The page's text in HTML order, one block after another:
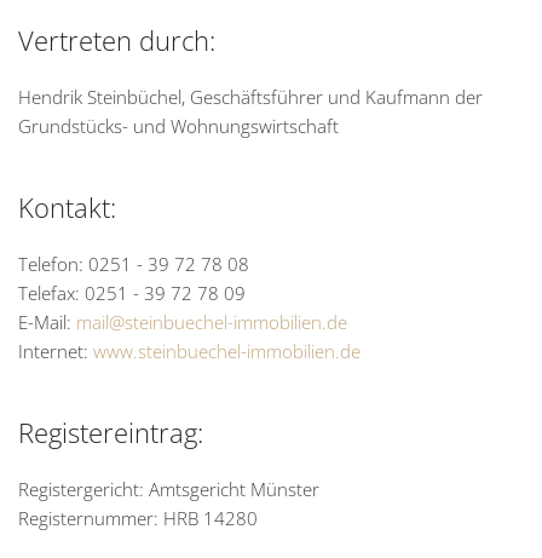
Vertreten durch:
Hendrik Steinbüchel, Geschäftsführer und Kaufmann der
Grundstücks- und Wohnungswirtschaft
Kontakt:
Telefon: 0251 - 39 72 78 08
Telefax: 0251 - 39 72 78 09
E-Mail: mail@steinbuechel-immobilien.de
Internet: www.steinbuechel-immobilien.de
Registereintrag:
Registergericht: Amtsgericht Münster
Registernummer: HRB 14280